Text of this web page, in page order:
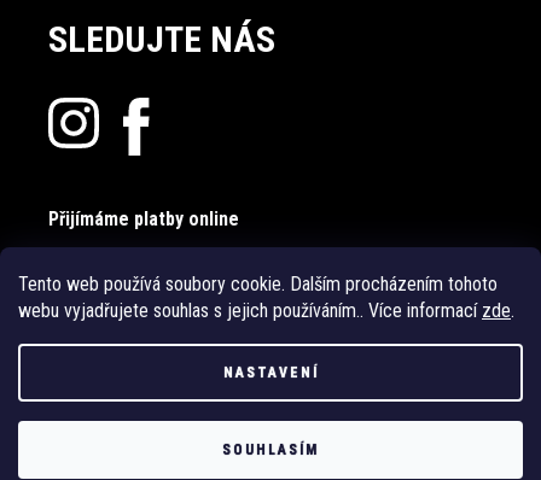
Tento web používá soubory cookie. Dalším procházením tohoto
webu vyjadřujete souhlas s jejich používáním.. Více informací zde.
NASTAVENÍ
SOUHLASÍM
SLEDUJTE NÁS
Přijímáme platby online
Vytvořil Shoptet